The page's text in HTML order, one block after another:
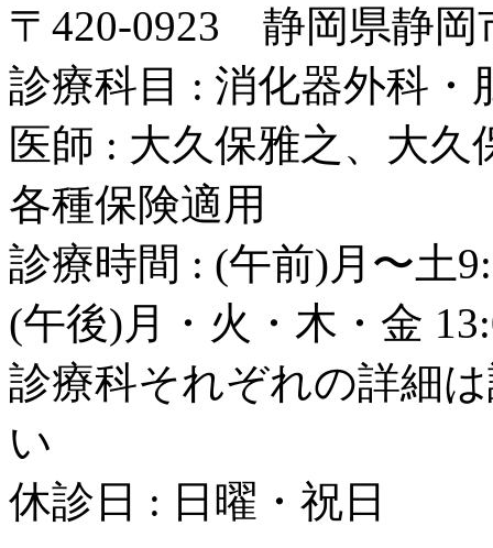
〒420-0923 静岡県静岡
診療科目 : 消化器外科・
医師 : 大久保雅之、大久
各種保険適用
診療時間 : (午前)月〜土
(午後)月・火・木・金
診療科それぞれの詳細
い
休診日 : 日曜・祝日